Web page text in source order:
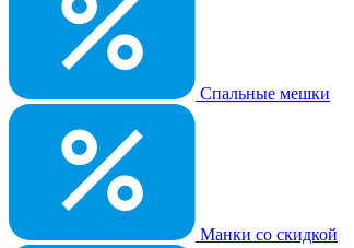
Спальные мешки
Манки со скидкой